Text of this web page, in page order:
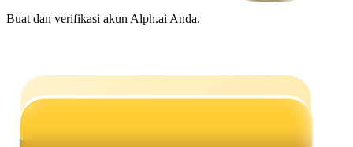
Strategi perdagangan
Buat dan verifikasi akun Alph.ai Anda.